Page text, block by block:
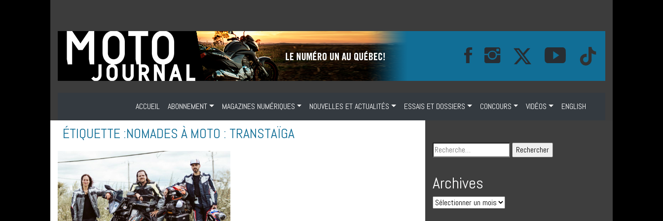
ACCUEIL ABONNEMENT MAGAZINES NUMÉRIQUES NOUVELLES ET ACTUALITÉS ESSAIS ET DOSSIERS CONCOURS VIDÉOS ENGLISH
ÉTIQUETTE :NOMADES À MOTO : TRANSTAÏGA
Archives